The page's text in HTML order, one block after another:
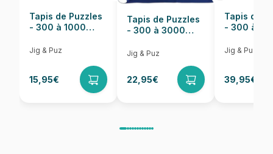
Tapis de Puzzles
- 300 à 1000
Jig & Puz
15,95€
Tapis de Puzzles
- 300 à 3000
Jig & Puz
22,95€
Tapis de
- 300 à
Jig & Puz
39,95€